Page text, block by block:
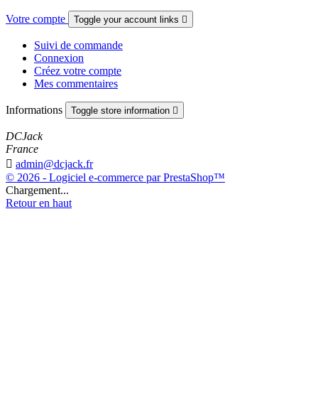
Votre compte Toggle your account links 
Suivi de commande
Connexion
Créez votre compte
Mes commentaires
Informations Toggle store information 
DCJack
France
 admin@dcjack.fr
© 2026 - Logiciel e-commerce par PrestaShop™
Chargement...
Retour en haut